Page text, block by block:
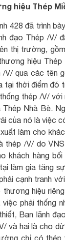
hiệu Thép
428 đã trình
đạo Thép /V/
thị trường,
hiệu
/V/ qua các tên
tại thời điểm
thép /V/ với
Thép Nhà Bè.
của nó là việc
làm cho
thép /V/ do
khách hàng
làm gia tăng
cạnh tranh
hiệu
phải thống
Ban lãnh
và hai là cho
chỉ có thép